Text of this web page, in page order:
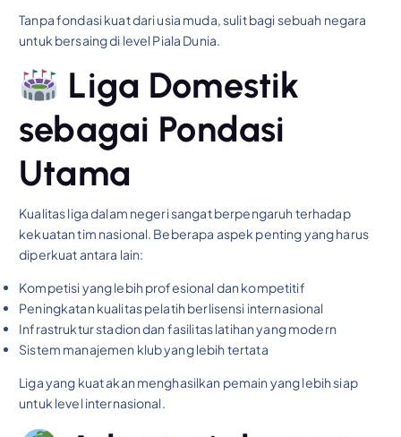
Tanpa fondasi kuat dari usia muda, sulit bagi sebuah negara
untuk bersaing di level Piala Dunia.
Liga Domestik
sebagai Pondasi
Utama
Kualitas liga dalam negeri sangat berpengaruh terhadap
kekuatan tim nasional. Beberapa aspek penting yang harus
diperkuat antara lain:
Kompetisi yang lebih profesional dan kompetitif
Peningkatan kualitas pelatih berlisensi internasional
Infrastruktur stadion dan fasilitas latihan yang modern
Sistem manajemen klub yang lebih tertata
Liga yang kuat akan menghasilkan pemain yang lebih siap
untuk level internasional.